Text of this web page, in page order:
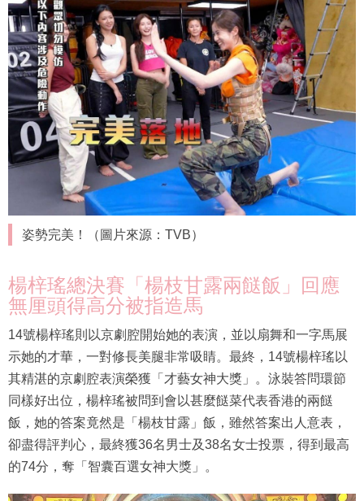
姿勢完美！（圖片來源：TVB）
楊梓瑤總決賽「楊枝甘露兩餸飯」回應
無厘頭得高分被指造馬
14號楊梓瑤則以京劇腔開始她的表演，並以扇舞和一字馬展
示她的才華，一對修長美腿非常吸睛。最終，14號楊梓瑤以
其精湛的京劇腔表演榮獲「才藝女神大獎」。泳裝答問環節
同樣好出位，楊梓瑤被問到會以甚麼餸菜代表香港的兩餸
飯，她的答案竟然是「楊枝甘露」飯，雖然答案出人意表，
卻盡得評判心，最終獲36名男士及38名女士投票，得到最高
的74分，奪「智囊百選女神大獎」。